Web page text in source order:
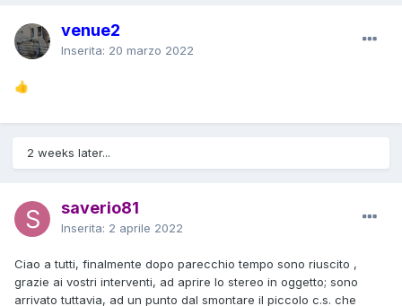
venue2
Inserita: 20 marzo 2022
👍
2 weeks later...
saverio81
Inserita: 2 aprile 2022
Ciao a tutti, finalmente dopo parecchio tempo sono riuscito ,
grazie ai vostri interventi, ad aprire lo stereo in oggetto; sono
arrivato tuttavia, ad un punto dal smontare il piccolo c.s. che